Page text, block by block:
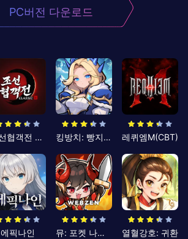
PC버전 다운로드
조선협객전 클래식 킹방치: 빵지의 제왕 레퀴엠M(CBT)
에픽나인 뮤: 포켓 나이츠 열혈강호: 귀환